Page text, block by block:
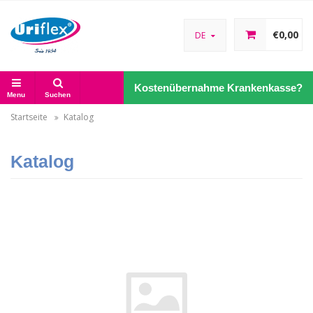
DE €0,00
Menu Suchen
Kostenübernahme Krankenkasse?
Startseite Katalog
Katalog